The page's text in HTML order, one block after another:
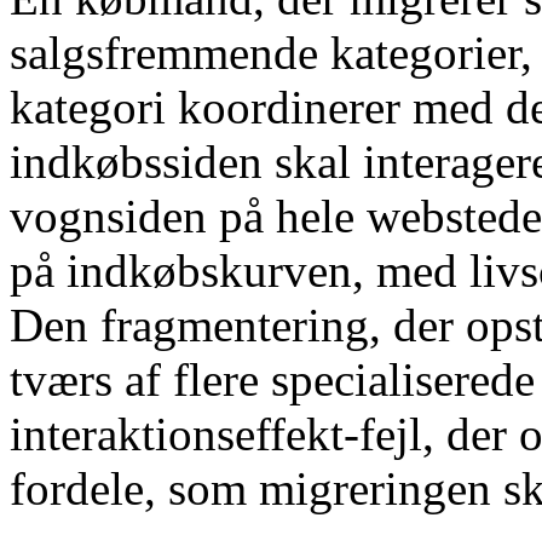
salgsfremmende
kategori koordinerer med
indkøbssiden skal
vognsiden på hele
på indkøbskurven, med
Den fragmentering, der
tværs af flere
interaktionseffekt-fejl, der
fordele, som migreringen